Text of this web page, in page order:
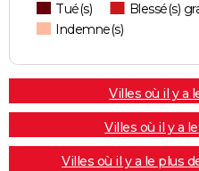
Tué(s) Blessé(s)
Indemne(s)
Villes où il y a
Villes où il y a
Villes où il y a le plus